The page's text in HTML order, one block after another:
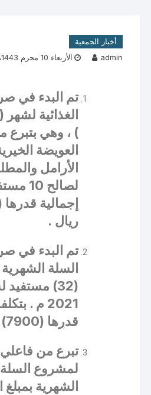
أخبار الجمعية
admin
الأربعاء 10 محرم 1443هـ 18-8-2021م
تم البدء في
) ، وهي
العويضة
الأرامل
لصالح
ريال .
تم البدء في
السلة الشهرية
(32)
2021 م .
قدرها (7900) ريال .
تبرع من فاعلي
لمشروع السلة
الشهرية بمبلغ